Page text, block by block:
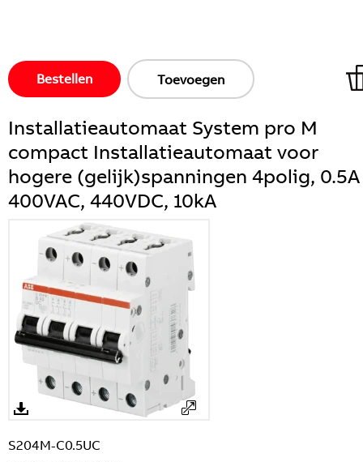
Bestellen Toevoegen
Installatieautomaat System pro M
compact Installatieautomaat voor
hogere (gelijk)spanningen 4polig, 0.5A
400VAC, 440VDC, 10kA
S204M-C0.5UC